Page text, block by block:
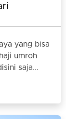
yang bisa
umroh
saja...